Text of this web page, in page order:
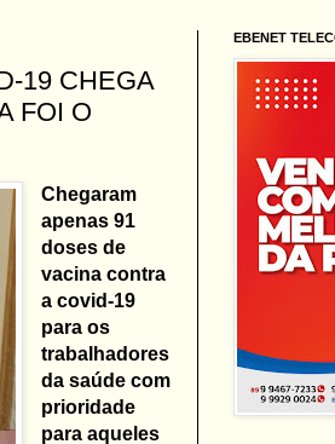
19 CHEGA
FOI O
Chegaram
apenas 91
doses de
vacina contra
a covid-19
para os
trabalhadores
da saúde com
prioridade
para aqueles
EBENET